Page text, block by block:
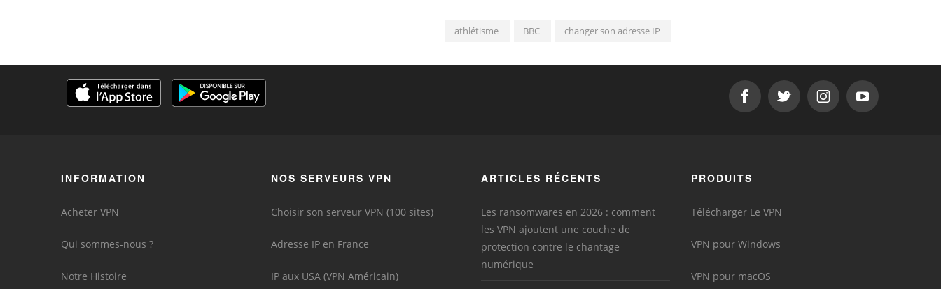
athlétisme BBC changer son adresse IP
INFORMATION
Acheter VPN
Qui sommes-nous ?
Notre Histoire
NOS SERVEURS VPN
Choisir son serveur VPN (100 sites)
Adresse IP en France
IP aux USA (VPN Américain)
ARTICLES RÉCENTS
Les ransomwares en 2026 : comment
les VPN ajoutent une couche de
protection contre le chantage
numérique
PRODUITS
Télécharger Le VPN
VPN pour Windows
VPN pour macOS